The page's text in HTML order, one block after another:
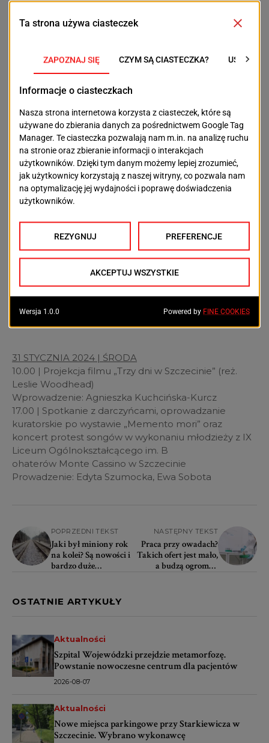
27 STYCZNIA 2024 | SOBOTA
12.00 | Projekcja filmu „Trzy dni w Szczecinie” (reż.
Wprowadzenie: Agnieszka Kuchcińska-Kurcz
Spotkanie z bohaterami publikacji
29 STYCZNIA 2024 | PONIEDZIAŁEK
17.00 | Otwarcie wystawy plenerowej „Dziedzictwa”
Debata z udziałem twórców wystawy o stosunku
mieszkańców Ziem Zachodnich i Północnych
do przeszłości zastanej i przywiezionej
30 STYCZNIA 2024 | WTOREK
9.30 | Finał Konkursu Piosenki Patriotycznej dla
przedszkolaków
31 STYCZNIA 2024 | ŚRODA
10.00 | Projekcja filmu „Trzy dni w Szczecinie” (reż.
Leslie Woodhead)
Wprowadzenie: Agnieszka Kuchcińska-Kurcz
17.00 | Spotkanie z darczyńcami, oprowadzanie
kuratorskie po wystawie „Memento mori” oraz
koncert protest songów w wykonaniu młodzieży z IX
Liceum Ogólnokształcącego im. B
ohaterów Monte Cassino w Szczecinie
Prowadzenie: Edyta Szumocka, Ewa Sobota
POPRZEDNI TEKST
Jaki był miniony rok
na kolei? Są nowości i
bardzo duże
NASTĘPNY TEKST
Praca przy owadach?
Takich ofert jest mało,
a budzą ogromne
OSTATNIE ARTYKUŁY
Aktualności
Szpital Wojewódzki przejdzie metamorfozę.
Powstanie nowoczesne centrum dla pacjentów
2026-08-07
Aktualności
Nowe miejsca parkingowe przy Starkiewicza w
Szczecinie. Wybrano wykonawcę